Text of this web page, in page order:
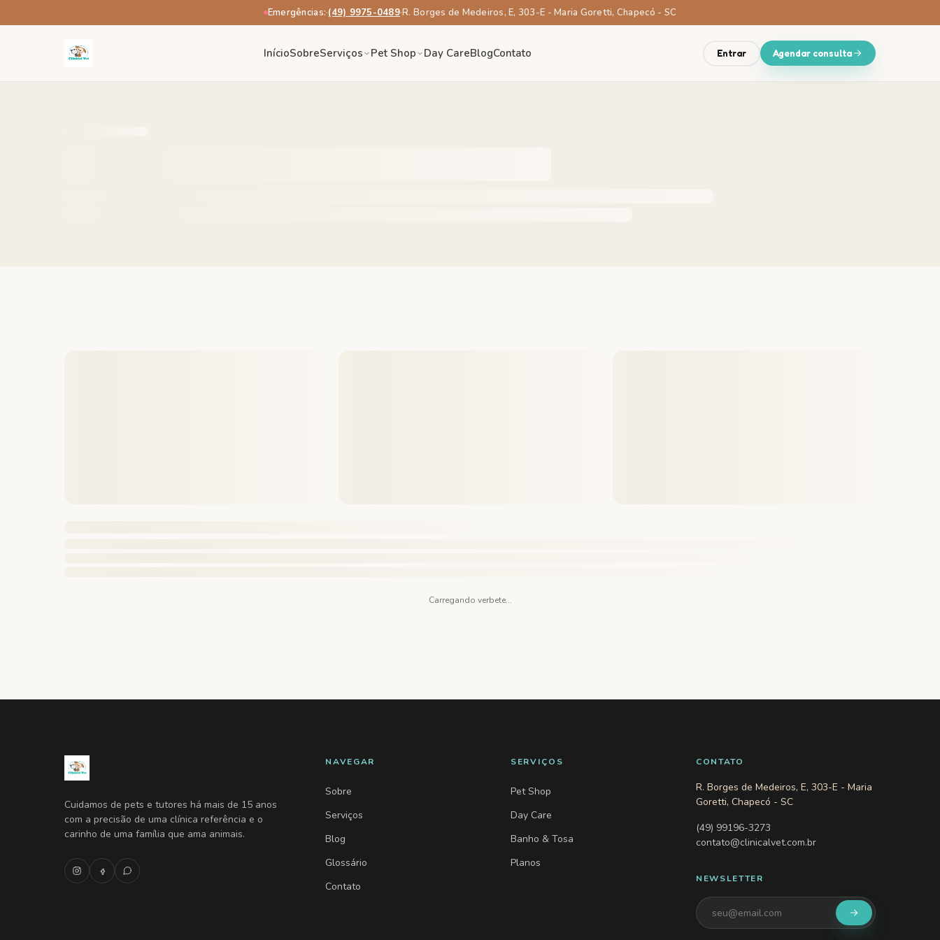
Emergências:·(49) 9975-0489·R. Borges de Medeiros, E, 303-E - Maria Goretti, Chapecó - SC
InícioSobreServiços Pet Shop Day CareBlogContato Entrar Agendar consulta
Carregando verbete...
Cuidamos de pets e tutores há mais de 15 anos
com a precisão de uma clínica referência e o
carinho de uma família que ama animais.
NAVEGAR
Sobre
Serviços
Blog
Glossário
Contato
SERVIÇOS
Pet Shop
Day Care
Banho & Tosa
Planos
CONTATO
R. Borges de Medeiros, E, 303-E - Maria
Goretti, Chapecó - SC
(49) 99196-3273
contato@clinicalvet.com.br
NEWSLETTER